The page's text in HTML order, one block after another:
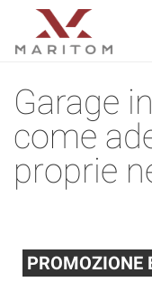
Garage
come
proprie
PROMOZIONE